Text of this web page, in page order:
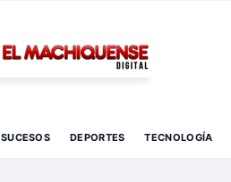
SUCESOS DEPORTES TECNOLOGÍA